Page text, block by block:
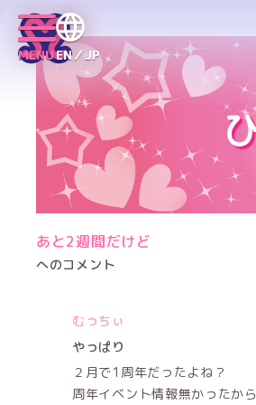
MENUEN／JP
あと2週間だけど
へのコメント
むっちぃ
やっぱり
２月で1周年だったよね？
周年イベント情報無かったから